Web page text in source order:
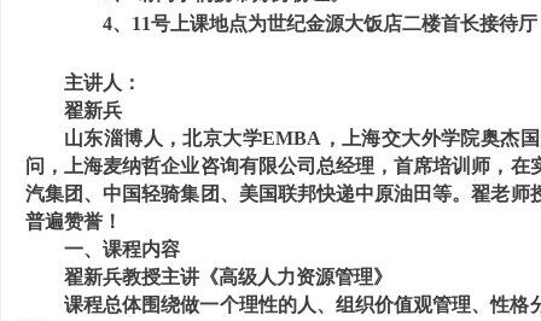
4、11号上课地点为世纪金源大饭店二楼首长接待
主讲人：
翟新兵
山东淄博人，北京大学EMBA ，上海交大外学院奥杰
问，上海麦纳哲企业咨询有限公司总经理，首席培训师，
汽集团、中国轻骑集团、美国联邦快递中原油田等。翟老
普遍赞誉！
一、课程内容
翟新兵教授主讲《高级人力资源管理》
课程总体围绕做一个理性的人、组织价值观管理、性